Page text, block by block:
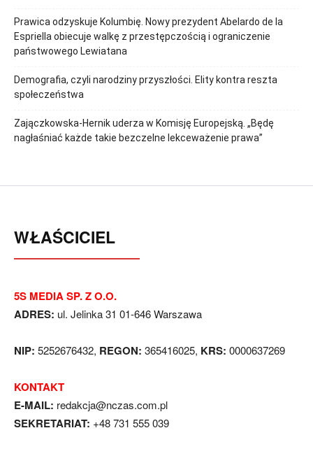
Prawica odzyskuje Kolumbię. Nowy prezydent Abelardo de la
Espriella obiecuje walkę z przestępczością i ograniczenie
państwowego Lewiatana
Demografia, czyli narodziny przyszłości. Elity kontra reszta
społeczeństwa
Zajączkowska-Hernik uderza w Komisję Europejską. „Będę
nagłaśniać każde takie bezczelne lekceważenie prawa”
WŁAŚCICIEL
5S MEDIA SP. Z O.O.
ADRES: ul. Jelinka 31 01-646 Warszawa
NIP: 5252676432, REGON: 365416025, KRS: 0000637269
KONTAKT
E-MAIL: redakcja@nczas.com.pl
SEKRETARIAT: +48 731 555 039